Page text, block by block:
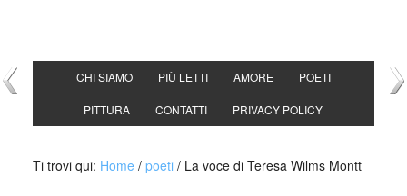
CHI SIAMO PIÙ LETTI AMORE POETI
PITTURA CONTATTI PRIVACY POLICY
Ti trovi qui: Home / poeti /La voce di Teresa Wilms Montt